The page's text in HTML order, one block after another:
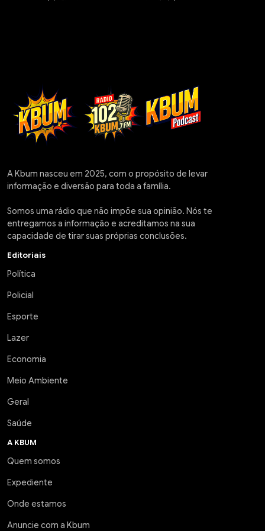
A Kbum nasceu em 2025, com o propósito de levar
informação e diversão para toda a família.
Somos uma rádio que não impõe sua opinião. Nós te
entregamos a informação e acreditamos na sua
capacidade de tirar suas próprias conclusões.
Editoriais
Política
Policial
Esporte
Lazer
Economia
Meio Ambiente
Geral
Saúde
A KBUM
Quem somos
Expediente
Onde estamos
Anuncie com a Kbum